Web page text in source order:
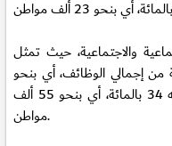
والاجتماعية، حيث تمثل
فيه بنسبة 1.6 بالمائة من إجمالي الوظائف، أي بنحو
162 ألف وظيفة، ويشكل السعوديون فيه 34 بالمائة، أي بنحو 55 ألف
مواطن.